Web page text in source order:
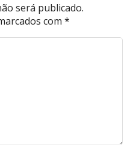
será publicado.
com*